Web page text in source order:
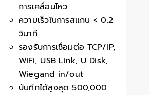
การเคลื่อนไหว
ความเร็วในการสแกน < 0.2
วินาที
รองรับการเชื่อมต่อ TCP/IP,
WiFi, USB Link, U Disk,
Wiegand in/out
บันทึกได้สูงสุด 500,000